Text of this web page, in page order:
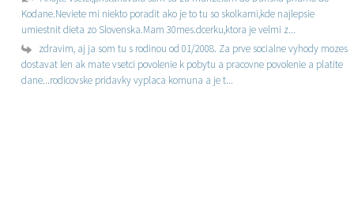
Kodane.Neviete mi niekto poradit ako je to tu so skolkami,kde najlepsie
umiestnit dieta zo Slovenska.Mam 30mes.dcerku,ktora je velmi z...
zdravim, aj ja som tu s rodinou od 01/2008. Za prve socialne vyhody mozes
dostavat len ak mate vsetci povolenie k pobytu a pracovne povolenie a platite
dane...rodicovske pridavky vyplaca komuna a je t...